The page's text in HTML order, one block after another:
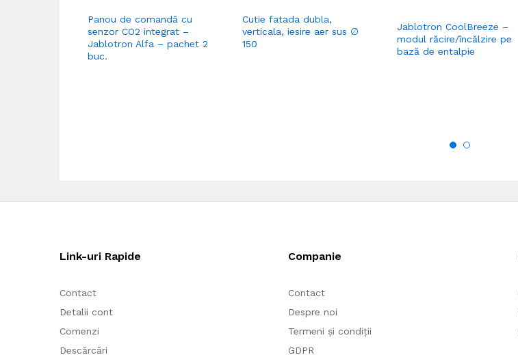
Panou de comandă cu
senzor CO2 integrat –
Jablotron Alfa – pachet 2
buc.
Cutie fatada dubla,
verticala, iesire aer sus ∅
150
Jablotron CoolBreeze –
modul răcire/încălzire pe
bază de entalpie
Link-uri Rapide
Contact
Detalii cont
Comenzi
Descărcări
Companie
Contact
Despre noi
Termeni și condiții
GDPR